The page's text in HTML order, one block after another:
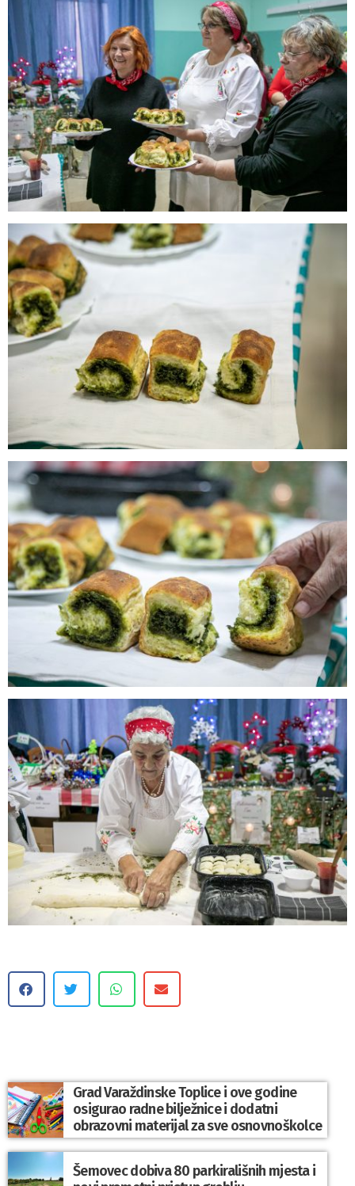
Grad Varaždinske Toplice i ove godine
osigurao radne bilježnice i dodatni
obrazovni materijal za sve osnovnoškolce
Šemovec dobiva 80 parkirališnih mjesta i